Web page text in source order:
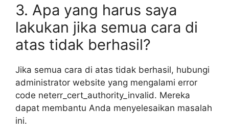
3. Apa yang harus saya
lakukan jika semua cara di
atas tidak berhasil?
Jika semua cara di atas tidak berhasil, hubungi
administrator website yang mengalami error
code neterr_cert_authority_invalid. Mereka
dapat membantu Anda menyelesaikan masalah
ini.